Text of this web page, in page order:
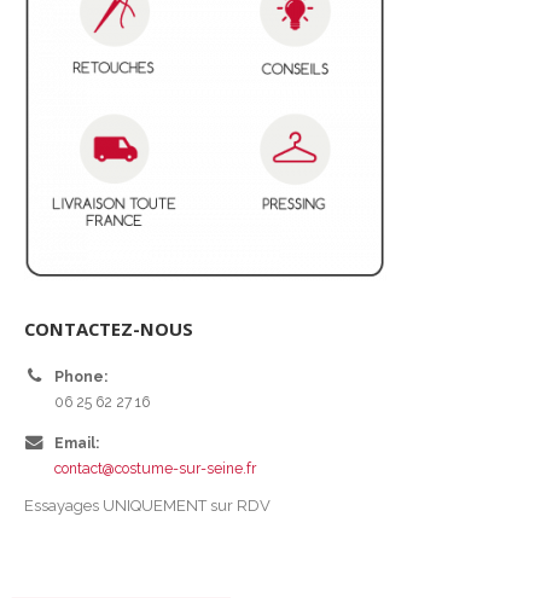
CONTACTEZ-NOUS
Phone:
06 25 62 27 16
Email:
contact@costume-sur-seine.fr
Essayages UNIQUEMENT sur RDV